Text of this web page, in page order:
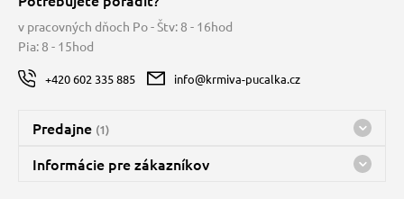
v pracovných dňoch Po - Štv: 8 - 16hod
Pia: 8 - 15hod
+420 602 335 885 info@krmiva-pucalka.cz
Predajne (1)
Predajňa a sklad Kbely
Bohužiaľ, momentálne máme zatvorené
Informácie pre zákazníkov